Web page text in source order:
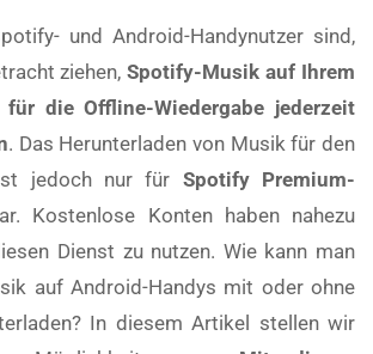
und Android-Handynutzer sind,
ziehen,Spotify-Musik auf Ihrem
für die Offline-Wiedergabe jederzeit
. Das Herunterladen von Musik für den
jedoch nur für Spotify Premium-
Kostenlose Konten haben nahezu
Dienst zu nutzen. Wie kann man
auf Android-Handys mit oder ohne
In diesem Artikel stellen wir